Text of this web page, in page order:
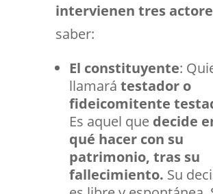
intervienen tres
saber:
El constituyente:
llamará testador o
fideicomitente
Es aquel que decide
qué hacer con su
patrimonio, tras su
fallecimiento. Su